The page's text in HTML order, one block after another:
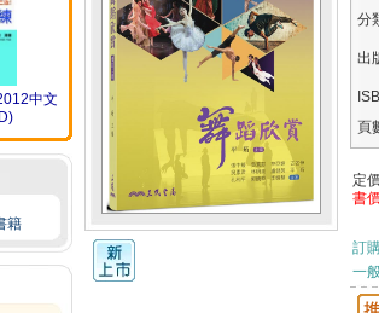
中文
籍
分
出
頁
定
書
訂
一